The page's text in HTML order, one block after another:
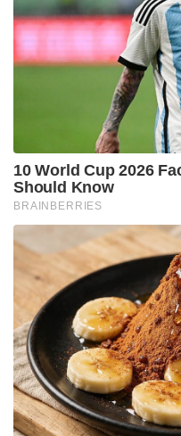
വമ്പൻ നിരയുള്ളതിനാൽ
അടുത്ത ലോകകപ്പിലും
കൂട്ടിച്ചേർത്തു.
ജൂലൈ 14, 16, 19
കാർഡിഫ്, ലോർഡ്സ്
മൂന്ന് മത്സരങ്ങളുടെ
രോഹിതിനും കടുത്ത
കൈഫ് ഓർമ്മിപ്പിച്ചു.
ബാറ്റർമാർക്ക് അത്ര
ഇല്ലെങ്കിലും
അന്താരാഷ്ട്ര
മാത്രം കളിക്കുന്ന
ഇത്തരം മത്സരങ്ങൾ
പ്രായത്തെയും
പരാജയപ്പെടുമ്പോൾ
ആളുകൾ
പറഞ്ഞു.